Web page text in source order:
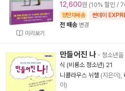
미리보기
12,600원 (10% 할인 /
양탄자배송 썬데이
전 배송 변경
만들어진 나 - 청소년을
식 (비룡소 청소년) 21
니콜라우스 뉘첼 (지은이),
이)